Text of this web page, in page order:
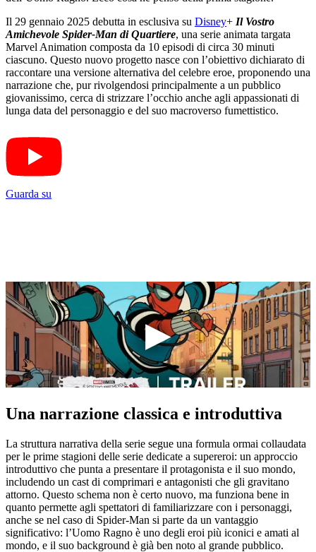
Il 29 gennaio 2025 debutta in esclusiva su Disney+ Il Vostro
Amichevole Spider-Man di Quartiere, una serie animata targata
Marvel Animation composta da 10 episodi di circa 30 minuti
ciascuno. Questo nuovo progetto nasce con l’obiettivo dichiarato di
raccontare una versione alternativa del celebre eroe, proponendo una
narrazione che, pur rivolgendosi principalmente a un pubblico
giovanissimo, cerca di strizzare l’occhio anche agli appassionati di
lunga data del personaggio e del suo macroverso fumettistico.
Guarda su
Una narrazione classica e introduttiva
La struttura narrativa della serie segue una formula ormai collaudata
per le prime stagioni delle serie dedicate a supereroi: un approccio
introduttivo che punta a presentare il protagonista e il suo mondo,
includendo un cast di comprimari e antagonisti che gli gravitano
attorno. Questo schema non è certo nuovo, ma funziona bene in
quanto permette agli spettatori di familiarizzare con i personaggi,
anche se nel caso di Spider-Man si parte da un vantaggio
significativo: l’Uomo Ragno è uno degli eroi più iconici e amati al
mondo, e il suo background è già ben noto al grande pubblico.